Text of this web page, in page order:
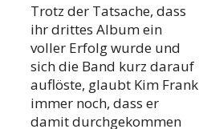
Trotz der Tatsache, dass
ihr drittes Album ein
voller Erfolg wurde und
sich die Band kurz darauf
auflöste, glaubt Kim Frank
immer noch, dass er
damit durchgekommen